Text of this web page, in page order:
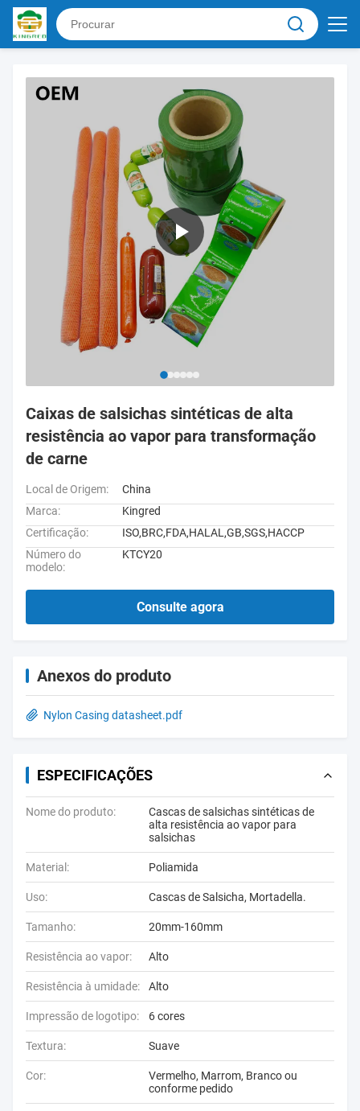
Caixas de salsichas sintéticas de alta
resistência ao vapor para transformação
de carne
Local de Origem:
China
Marca:
Kingred
Certificação:
ISO,BRC,FDA,HALAL,GB,SGS,HACCP
Número do
modelo:
KTCY20
Consulte agora
Anexos do produto
Nylon Casing datasheet.pdf
ESPECIFICAÇÕES
Nome do produto:
Cascas de salsichas sintéticas de
alta resistência ao vapor para
salsichas
Material: Poliamida
Uso: Cascas de Salsicha, Mortadella.
Tamanho: 20mm-160mm
Resistência ao vapor: Alto
Resistência à umidade: Alto
Impressão de logotipo: 6 cores
Textura: Suave
Cor:
Vermelho, Marrom, Branco ou
conforme pedido